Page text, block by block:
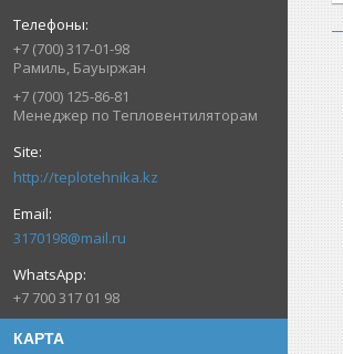
+7 (700) 317-01-98
Рамиль, Бауыржан
+7 (700) 125-86-81
Менеджер по Тепловентиляторам
http://teplotehnika.kz
3170198@mail.ru
+7 700 317 01 98
КАРТА